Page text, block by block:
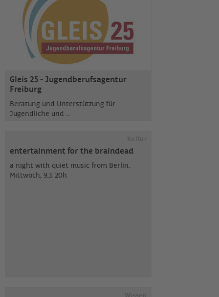
Gleis 25 - Jugendberufsagentur
Freiburg
Beratung und Unterstützung für
Jugendliche und ...
entertainment for the braindead
a night with quiet music from Berlin.
Mittwoch, 9.3. 20h